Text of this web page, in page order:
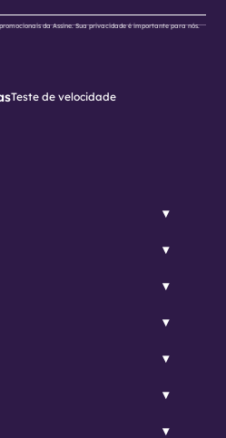
da Assine. Sua privacidade é importante para nós.
Teste de velocidade